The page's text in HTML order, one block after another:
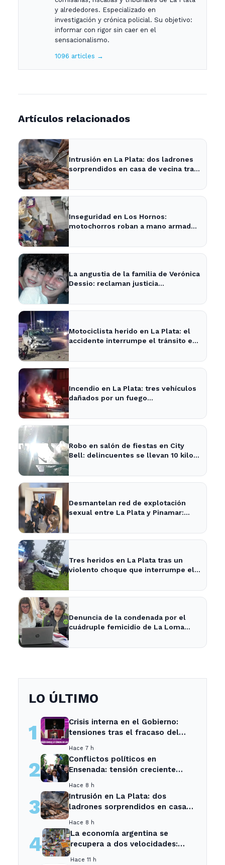
y alrededores. Especializado en
investigación y crónica policial. Su objetivo:
informar con rigor sin caer en el
sensacionalismo.
1096 articles →
Artículos relacionados
Intrusión en La Plata: dos ladrones
sorprendidos en casa de vecina tras
Inseguridad en Los Hornos:
motochorros roban a mano armada
La angustia de la familia de Verónica
Dessio: reclaman justicia
Motociclista herido en La Plata: el
accidente interrumpe el tránsito en
Incendio en La Plata: tres vehículos
dañados por un fuego
Robo en salón de fiestas en City
Bell: delincuentes se llevan 10 kilos
Desmantelan red de explotación
sexual entre La Plata y Pinamar:
Tres heridos en La Plata tras un
violento choque que interrumpe el
Denuncia de la condenada por el
cuádruple femicidio de La Loma
LO ÚLTIMO
1
Crisis interna en el Gobierno:
tensiones tras el fracaso del
Hace 7 h
2
Conflictos políticos en
Ensenada: tensión creciente
Hace 8 h
3
Intrusión en La Plata: dos
ladrones sorprendidos en casa
Hace 8 h
4
La economía argentina se
recupera a dos velocidades:
Hace 11 h